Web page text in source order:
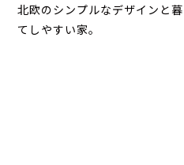
北欧のシンプルなデザインと
てしやすい家。